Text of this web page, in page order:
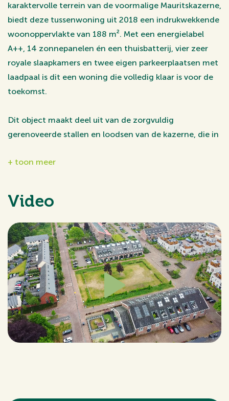
karaktervolle terrein van de voormalige Mauritskazerne,
biedt deze tussenwoning uit 2018 een indrukwekkende
woonoppervlakte van 188 m². Met een energielabel
A++, 14 zonnepanelen én een thuisbatterij, vier zeer
royale slaapkamers en twee eigen parkeerplaatsen met
laadpaal is dit een woning die volledig klaar is voor de
toekomst.
Dit object maakt deel uit van de zorgvuldig
gerenoveerde stallen en loodsen van de kazerne, die in
Hierbij zijn de oorspronkelijke karakteristieken en de
vrij grasveld, wat zorgt voor een ruimtelijke en groene
woonbeleving in een historische setting.
De locatie: historie ontmoet modern gemak
De Mauritskazerne is een gebied waar historie tot leven
komt. De herbestemde gebouwen huisvesten
tegenwoordig woningen, ateliers en kleinschalige
horeca, wat zorgt voor een unieke en creatieve sfeer. U
woont hier aan de rand van de Veluwse natuur, terwijl
het intercitystation Ede-Wageningen en het centrum
+ toon meer
Video